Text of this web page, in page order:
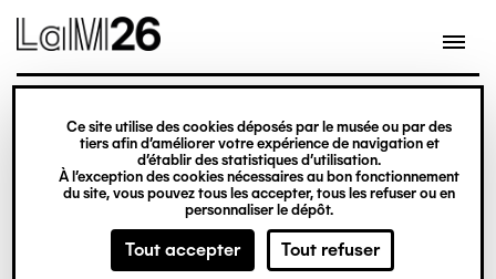
Gestion des cookies
Ce site utilise des cookies déposés par le musée ou par des
tiers afin d’améliorer votre expérience de navigation et
d’établir des statistiques d’utilisation.
À l’exception des cookies nécessaires au bon fonctionnement
du site, vous pouvez tous les accepter, tous les refuser ou en
personnaliser le dépôt.
Tout accepter Tout refuser
contenu